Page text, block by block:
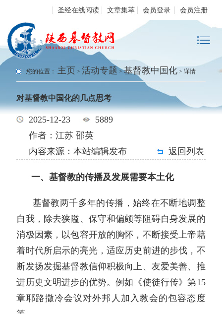
圣经在线阅读 文章集萃 会员登录 会员注册
您的位置： 主页 > 活动专题 >基督教中国化 > 详情
对基督教中国化的几点思考
2025-12-23
5889
作者：江苏 邵英
内容来源：本站编辑发布
返回列表
一、基督教的传播及发展需要本土化
基督教两千多年的传播，始终在不断地调整
自我，除去狭隘、保守和偏颇等阻碍自身发展的
消极因素，以包容开放的胸怀，不断接受上帝藉
着时代所启示的亮光，适应历史前进的步伐，不
断发扬发掘基督教信仰积极向上、友爱美善、推
进历史文明进步的优势。例如《使徒行传》第15
章耶路撒冷会议对外邦人加入教会的包容态度